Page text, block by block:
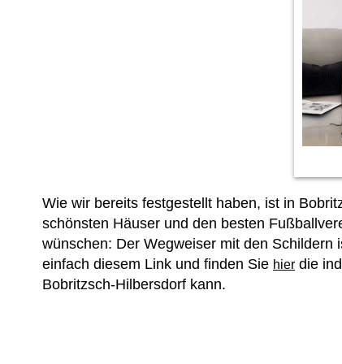
Wie wir bereits festgestellt haben, ist in
schönsten Häuser und den besten
wünschen: Der Wegweiser mit den
einfach diesem Link und finden Sie hier die
Bobritzsch-Hilbersdorf kann.